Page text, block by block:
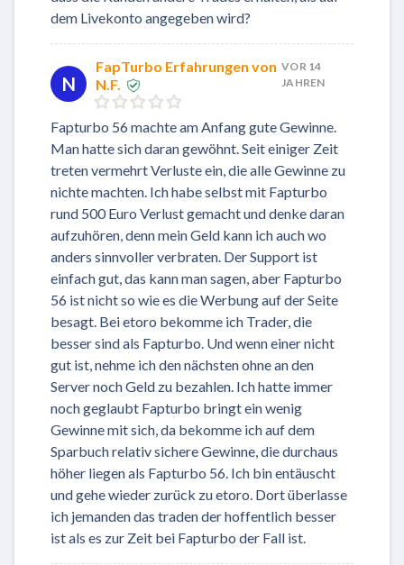
dem Livekonto angegeben wird?
N
FapTurbo Erfahrungen von
N.F.
VOR 14
JAHREN
Fapturbo 56 machte am Anfang gute Gewinne.
Man hatte sich daran gewöhnt. Seit einiger Zeit
treten vermehrt Verluste ein, die alle Gewinne zu
nichte machten. Ich habe selbst mit Fapturbo
rund 500 Euro Verlust gemacht und denke daran
aufzuhören, denn mein Geld kann ich auch wo
anders sinnvoller verbraten. Der Support ist
einfach gut, das kann man sagen, aber Fapturbo
56 ist nicht so wie es die Werbung auf der Seite
besagt. Bei etoro bekomme ich Trader, die
besser sind als Fapturbo. Und wenn einer nicht
gut ist, nehme ich den nächsten ohne an den
Server noch Geld zu bezahlen. Ich hatte immer
noch geglaubt Fapturbo bringt ein wenig
Gewinne mit sich, da bekomme ich auf dem
Sparbuch relativ sichere Gewinne, die durchaus
höher liegen als Fapturbo 56. Ich bin entäuscht
und gehe wieder zurück zu etoro. Dort überlasse
ich jemanden das traden der hoffentlich besser
ist als es zur Zeit bei Fapturbo der Fall ist.